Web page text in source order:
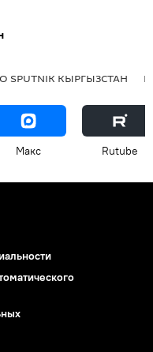
SPUTNIK КЫРГЫЗСТАН
Макс Rutube